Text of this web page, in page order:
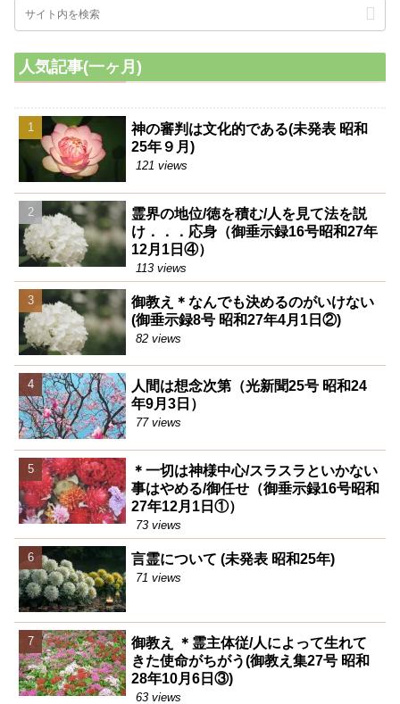
人気記事(一ヶ月)
神の審判は文化的である(未発表 昭和
25年９月)
121 views
霊界の地位/徳を積む/人を見て法を説
け．．．応身（御垂示録16号昭和27年
12月1日④）
113 views
御教え＊なんでも決めるのがいけない
(御垂示録8号 昭和27年4月1日②)
82 views
人間は想念次第（光新聞25号 昭和24
年9月3日）
77 views
＊一切は神様中心/スラスラといかない
事はやめる/御任せ（御垂示録16号昭和
27年12月1日①）
73 views
言霊について (未発表 昭和25年)
71 views
御教え ＊霊主体従/人によって生れて
きた使命がちがう(御教え集27号 昭和
28年10月6日③)
63 views